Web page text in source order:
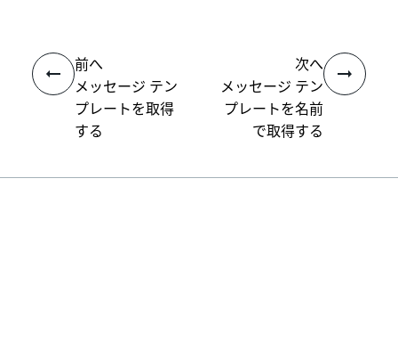
前へ
メッセージ テン
プレートを取得
する
次へ
メッセージ テン
プレートを名前
で取得する